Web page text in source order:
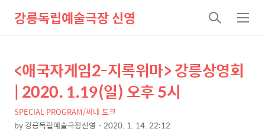
강릉독립예술극장 신영
검
색
메
뉴
상
세
컨
텐
본
문
제
목
<애국자게임2-지록위마> 강릉상영회
| 2020. 1.19(일) 오후 5시
SPECIAL PROGRAM/씨네 토크
by강릉독립예술극장신영 2020. 1. 14. 22:12